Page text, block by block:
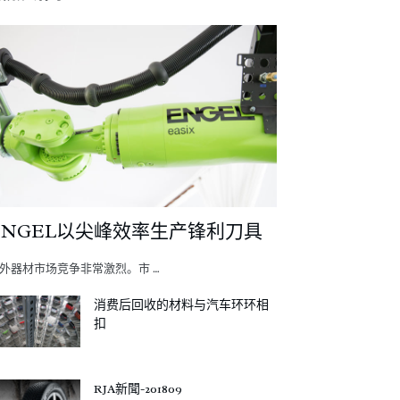
以尖峰效率生产锋利刀具
器材市场竞争非常激烈。市 …
消费后回收的材料与汽车环环相
扣
RJA新聞-201809